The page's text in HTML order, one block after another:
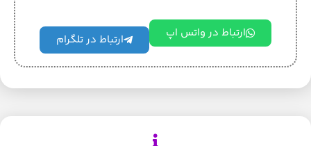
ارتباط در واتس اپ ارتباط در تلگرام